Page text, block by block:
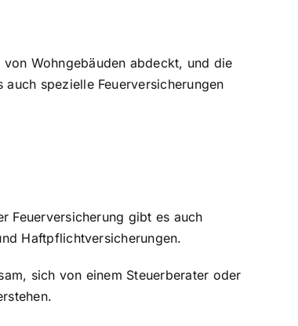
von Wohngebäuden abdeckt, und die
spezielle Feuerversicherungen
Feuerversicherung gibt es auch
Haftpflichtversicherungen.
sich von einem Steuerberater oder